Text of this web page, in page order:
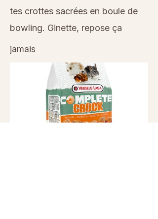
tes crottes sacrées en boule de
bowling. Ginette, repose ça
jamais